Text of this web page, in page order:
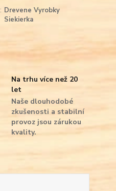
Drevene Vyrobky
Siekierka
Na trhu více než 20
let
Naše dlouhodobé
zkušenosti a stabilní
provoz jsou zárukou
kvality.